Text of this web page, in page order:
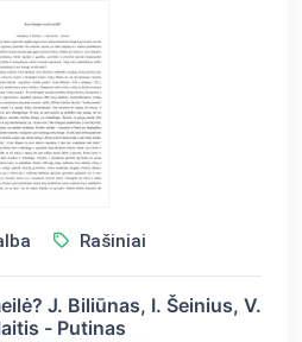
Rašiniai
J. Biliūnas, I. Šeinius, V.
- Putinas